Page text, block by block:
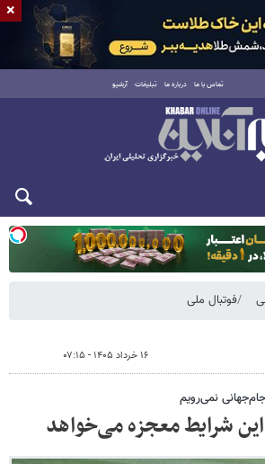
تماس با ما درباره ما تبلیغات آرشیو
مرداد ۱۴۰۵
فوتبال ملی
۱۶ خرداد ۱۴۰۵ - ۰۷:۱۵
نمی‌رویم
شرایط معجزه می‌خواهد
×